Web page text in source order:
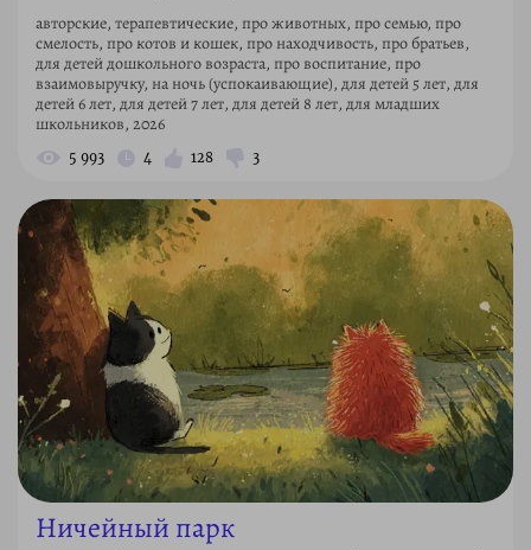
авторские, терапевтические, про животных, про семью, про
смелость, про котов и кошек, про находчивость, про братьев,
для детей дошкольного возраста, про воспитание, про
взаимовыручку, на ночь (успокаивающие), для детей 5 лет, для
детей 6 лет, для детей 7 лет, для детей 8 лет, для младших
школьников, 2026
5 993 4 128 3
Ничейный парк